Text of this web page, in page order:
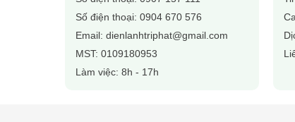
Số điện thoại: 0904 670 576
Email: dienlanhtriphat@gmail.com
MST: 0109180953
Làm việc: 8h - 17h